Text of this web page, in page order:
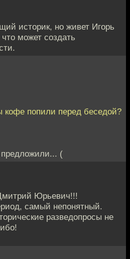
историк, но живет Игорь
может создать
попили перед беседой?
(
Юрьевич!!!
самый непонятный.
разведопросы не